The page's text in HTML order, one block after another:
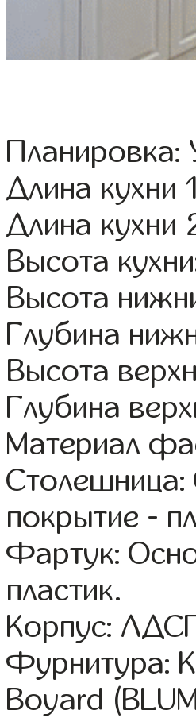
Планировка:
Длина кухни
Длина кухни
Высота
Высота
Глубина
Высота
Глубина
Материал
покрытие -
Фартук:
пластик.
Корпус:
Фурнитура:
Boyard